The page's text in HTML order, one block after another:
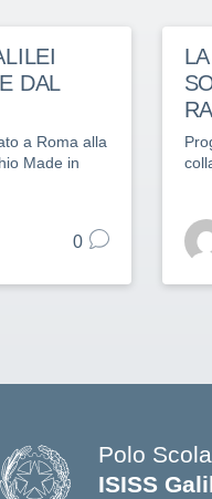
DAL
a Roma alla
Made in
0
Polo
ISISS